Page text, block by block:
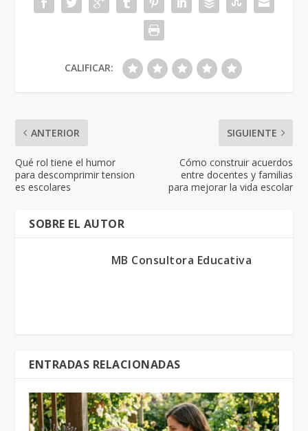
CALIFICAR:
ANTERIOR
Qué rol tiene el humor
para descomprimir tension
es escolares
SIGUIENTE
Cómo construir acuerdos
entre docentes y familias
para mejorar la vida escolar
SOBRE EL AUTOR
MB Consultora Educativa
ENTRADAS RELACIONADAS